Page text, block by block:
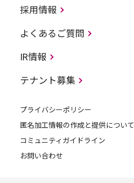
採用情報
よくあるご質問
IR情報
テナント募集
プライバシーポリシー
匿名加工情報の作成と提供について
コミュニティガイドライン
お問い合わせ